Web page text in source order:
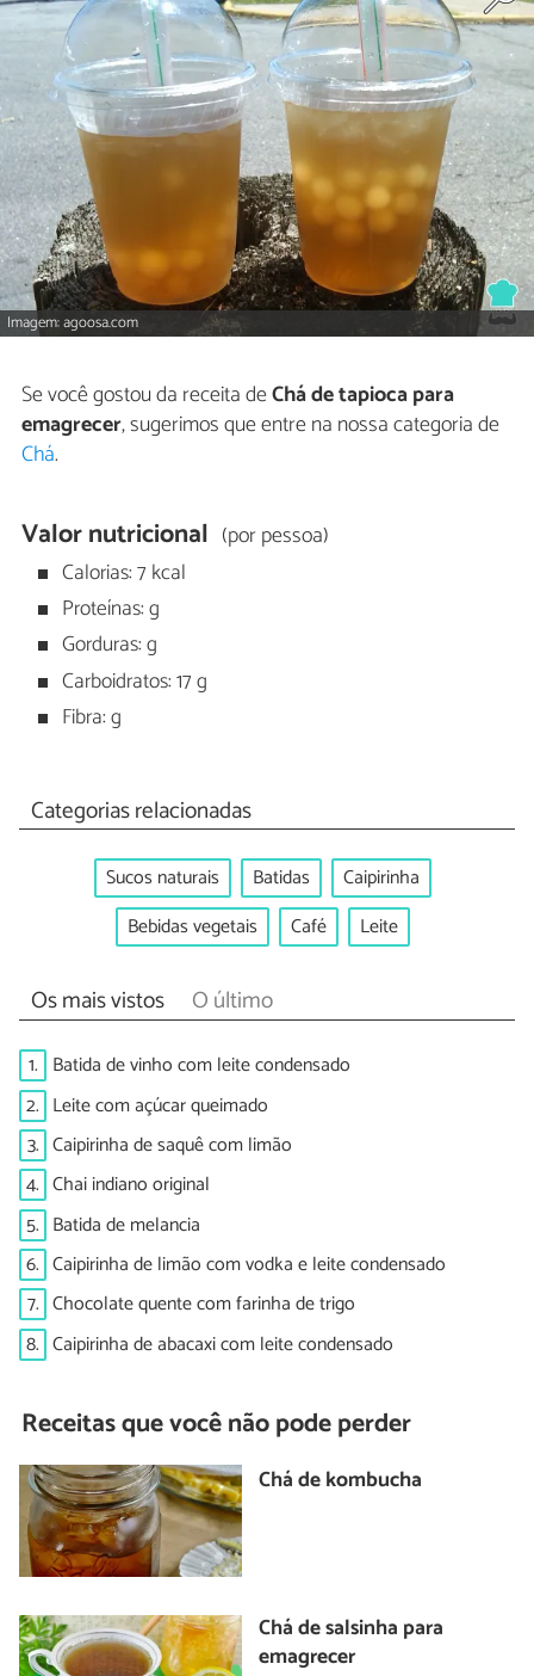
Imagem: agoosa.com
Se você gostou da receita deChá de tapioca para
emagrecer, sugerimos que entre na nossa categoria de
Chá.
Valor nutricional (por pessoa)
Calorias: 7 kcal
Proteínas: g
Gorduras: g
Carboidratos: 17 g
Fibra: g
Categorias relacionadas
Sucos naturais Batidas
Caipirinha
Bebidas vegetais
Café Leite
Os mais vistos O último
1. Batida de vinho com leite condensado
2. Leite com açúcar queimado
3. Caipirinha de saquê com limão
4. Chai indiano original
5. Batida de melancia
6. Caipirinha de limão com vodka e leite condensado
7. Chocolate quente com farinha de trigo
8. Caipirinha de abacaxi com leite condensado
Receitas que você não pode perder
Chá de kombucha
Chá de salsinha para
emagrecer